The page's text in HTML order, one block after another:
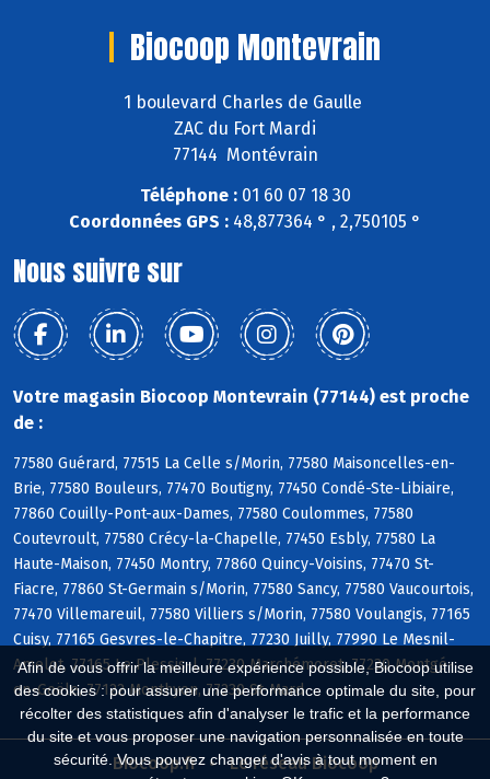
Afin de vous offrir la meilleure expérience possible, Biocoop utilise
des cookies : pour assurer une performance optimale du site, pour
récolter des statistiques afin d'analyser le trafic et la performance
du site et vous proposer une navigation personnalisée en toute
sécurité. Vous pouvez changer d'avis à tout moment en
Biocoop Montevrain
1 boulevard Charles de Gaulle
ZAC du Fort Mardi
77144 Montévrain
Téléphone :01 60 07 18 30
Coordonnées GPS : 48,877364 ° , 2,750105 °
Nous suivre sur
Votre magasin Biocoop Montevrain (77144) est proche
de :
77580 Guérard, 77515 La Celle s/Morin, 77580 Maisoncelles-en-
Brie, 77580 Bouleurs, 77470 Boutigny, 77450 Condé-Ste-Libiaire,
77860 Couilly-Pont-aux-Dames, 77580 Coulommes, 77580
Coutevroult, 77580 Crécy-la-Chapelle, 77450 Esbly, 77580 La
Haute-Maison, 77450 Montry, 77860 Quincy-Voisins, 77470 St-
Fiacre, 77860 St-Germain s/Morin, 77580 Sancy, 77580 Vaucourtois,
77470 Villemareuil, 77580 Villiers s/Morin, 77580 Voulangis, 77165
Cuisy, 77165 Gesvres-le-Chapitre, 77230 Juilly, 77990 Le Mesnil-
Amelot, 77165 Le Plessis-l, 77230 Marchémoret, 77230 Montgé-
en-Goële, 77122 Monthyon, 77230 St-Mard
Biocoop.fr Le réseau Biocoop